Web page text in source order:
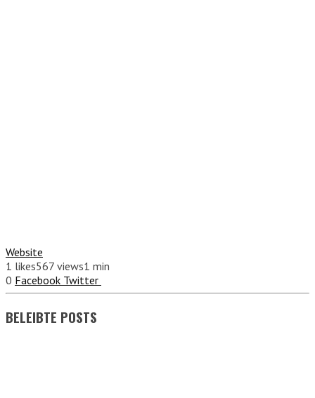
Website
1 likes567 views1 min
0 Facebook Twitter
BELEIBTE POSTS